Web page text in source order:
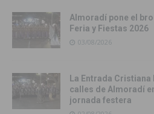
Almoradí pone el
Feria y Fiestas 2026
03/08/2026
La Entrada
calles de Almoradí
jornada festera